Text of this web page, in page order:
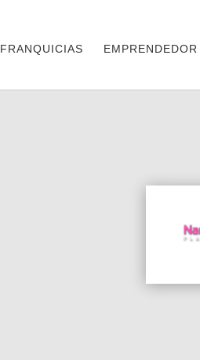
FRANQUICIAS EMPRENDEDOR